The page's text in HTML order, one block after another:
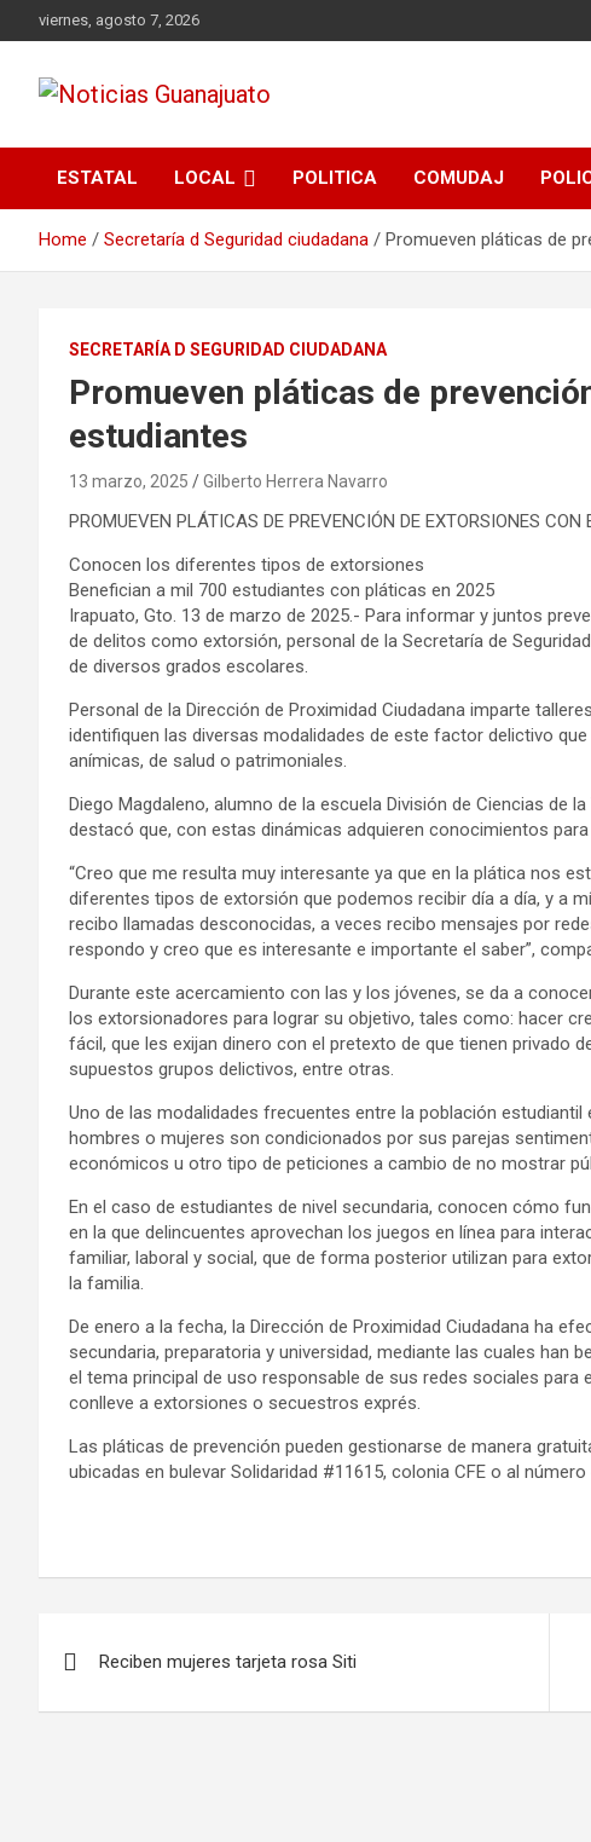
to
viernes, agosto 7, 2026
Noticias Guanajuato
ESTATAL LOCAL POLITICA COMUDAJ
Home Secretaría d Seguridad ciudadana Promueven pláticas de
SECRETARÍA D SEGURIDAD CIUDADANA
Promueven pláticas de
estudiantes
13 marzo, 2025 Gilberto Herrera Navarro
PROMUEVEN PLÁTICAS DE PREVENCIÓN DE EXTORSIONES CON
Conocen los diferentes tipos de extorsiones
Benefician a mil 700 estudiantes con pláticas en 2025
Irapuato, Gto. 13 de marzo de 2025.- Para informar y juntos
de delitos como extorsión, personal de la Secretaría de
de diversos grados escolares.
Personal de la Dirección de Proximidad Ciudadana imparte
identifiquen las diversas modalidades de este factor delictivo
anímicas, de salud o patrimoniales.
Diego Magdaleno, alumno de la escuela División de Ciencias de
destacó que, con estas dinámicas adquieren conocimientos
“Creo que me resulta muy interesante ya que en la plática nos
diferentes tipos de extorsión que podemos recibir día a día, y a
recibo llamadas desconocidas, a veces recibo mensajes por
respondo y creo que es interesante e importante el saber”,
Durante este acercamiento con las y los jóvenes, se da a
los extorsionadores para lograr su objetivo, tales como: hacer
fácil, que les exijan dinero con el pretexto de que tienen privado
supuestos grupos delictivos, entre otras.
Uno de las modalidades frecuentes entre la población estudiantil
hombres o mujeres son condicionados por sus parejas
económicos u otro tipo de peticiones a cambio de no mostrar
En el caso de estudiantes de nivel secundaria, conocen cómo
en la que delincuentes aprovechan los juegos en línea para
familiar, laboral y social, que de forma posterior utilizan para
la familia.
De enero a la fecha, la Dirección de Proximidad Ciudadana ha
secundaria, preparatoria y universidad, mediante las cuales han
el tema principal de uso responsable de sus redes sociales
conlleve a extorsiones o secuestros exprés.
Las pláticas de prevención pueden gestionarse de manera
ubicadas en bulevar Solidaridad #11615, colonia CFE o al
de
Reciben mujeres tarjeta rosa Siti